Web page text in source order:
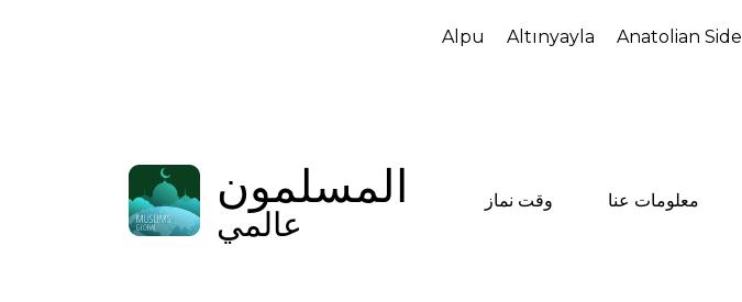
Alpu Altınyayla Anatolian Side
المسلمون
عالمي وقت نماز معلومات عنا